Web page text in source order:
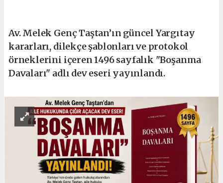
Av. Melek Genç Taştan’ın güncel Yargıtay
kararları, dilekçe şablonları ve protokol
örneklerini içeren 1496 sayfalık "Boşanma
Davaları" adlı dev eseri yayınlandı.